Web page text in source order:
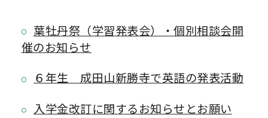
葉牡丹祭（学習発表会）・個別相談会開
催のお知らせ
６年生 成田山新勝寺で英語の発表活動
入学金改訂に関するお知らせとお願い